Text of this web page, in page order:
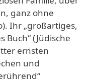
ganz ohne
Ihr „großartiges,
(Jüdische
ernsten
und